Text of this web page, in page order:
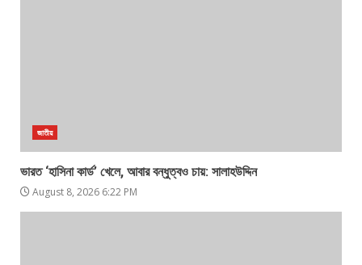
জাতীয়
ভারত ‘হাসিনা কার্ড’ খেলে, আবার বন্ধুত্বও চায়: সালাহউদ্দিন
August 8, 2026 6:22 PM